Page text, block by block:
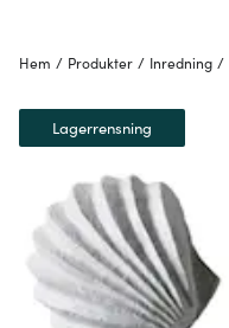
Hem / Produkter / Inredning /
Lagerrensning